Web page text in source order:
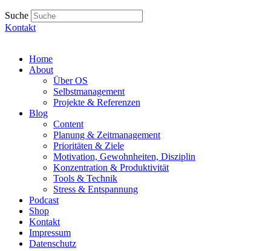
Suche
Kontakt
Home
About
Über OS
Selbstmanagement
Projekte & Referenzen
Blog
Content
Planung & Zeitmanagement
Prioritäten & Ziele
Motivation, Gewohnheiten, Disziplin
Konzentration & Produktivität
Tools & Technik
Stress & Entspannung
Podcast
Shop
Kontakt
Impressum
Datenschutz